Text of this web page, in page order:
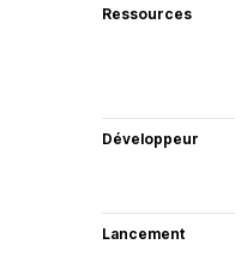
Ressources
Développeur
Lancement